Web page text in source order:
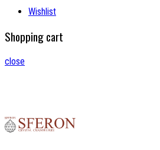
Wishlist
Shopping cart
close